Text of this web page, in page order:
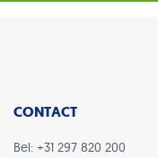
CONTACT
Bel: +31 297 820 200